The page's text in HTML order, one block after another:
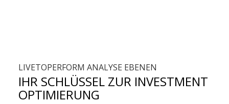
LIVETOPERFORM ANALYSE EBENEN
IHR SCHLÜSSEL ZUR INVESTMENT
OPTIMIERUNG